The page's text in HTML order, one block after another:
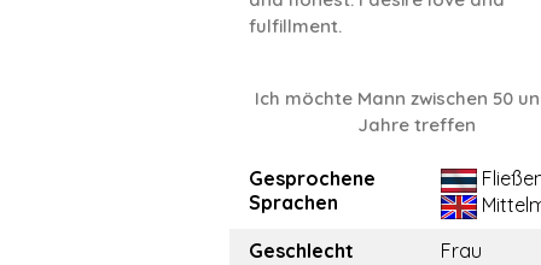
fulfillment.
Ich möchte Mann zwischen 50
Jahre treffen
Gesprochene
Sprachen
Geschlecht
Frau